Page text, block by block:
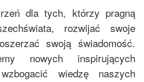
dla tych, którzy pragną
rozwijać swoje
swoją świadomość.
nowych inspirujących
wiedzę naszych